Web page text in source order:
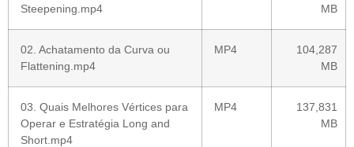
Steepening.mp4
MB
02. Achatamento da Curva ou
Flattening.mp4
MP4
104,287
MB
03. Quais Melhores Vértices para
Operar e Estratégia Long and
Short.mp4
MP4
137,831
MB